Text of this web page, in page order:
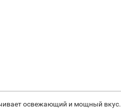
освежающий и мощный вкус.